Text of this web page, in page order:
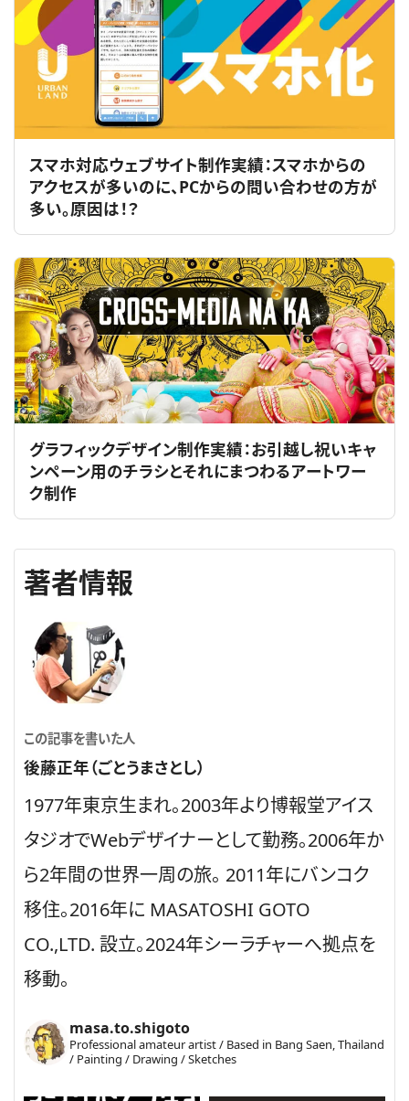
スマホ対応ウェブサイト制作実績：スマホからの
アクセスが多いのに、PCからの問い合わせの方が
多い。原因は！？
グラフィックデザイン制作実績：お引越し祝いキャ
ンペーン用のチラシとそれにまつわるアートワー
ク制作
著者情報
この記事を書いた人
後藤正年（ごとうまさとし）
1977年東京生まれ。2003年より博報堂アイス
タジオでWebデザイナーとして勤務。2006年か
ら2年間の世界一周の旅。 2011年にバンコク
移住。2016年に MASATOSHI GOTO
CO.,LTD. 設立。2024年シーラチャーへ拠点を
移動。
masa.to.shigoto
Professional amateur artist / Based in Bang Saen, Thailand
/ Painting / Drawing / Sketches